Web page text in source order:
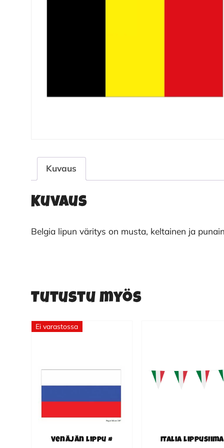
Kuvaus
Kuvaus
Belgia lipun väritys on musta, keltainen ja
Tutustu myös
Ei varastossa
Venäjän lippu # Italia lippusiima